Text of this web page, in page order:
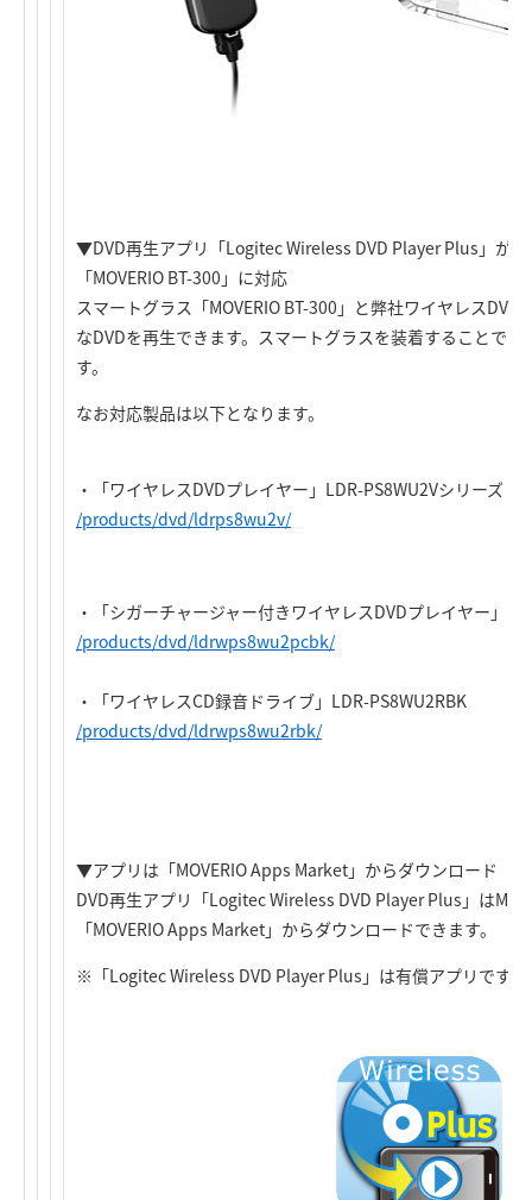
▼DVD再生アプリ「Logitec Wireless DVD Player Plus」が
「MOVERIO BT-300」に対応
スマートグラス「MOVERIO BT-300」と弊社ワイヤレス
なDVDを再生できます。スマートグラスを装着することで
す。
なお対応製品は以下となります。
・「ワイヤレスDVDプレイヤー」LDR-PS8WU2Vシリーズ
/products/dvd/ldrps8wu2v/
・「シガーチャージャー付きワイヤレスDVDプレイヤー」
/products/dvd/ldrwps8wu2pcbk/
・「ワイヤレスCD録音ドライブ」LDR-PS8WU2RBK
/products/dvd/ldrwps8wu2rbk/
▼アプリは「MOVERIO Apps Market」からダウンロード
DVD再生アプリ「Logitec Wireless DVD Player Plus」は
「MOVERIO Apps Market」からダウンロードできます。
※「Logitec Wireless DVD Player Plus」は有償アプリです。